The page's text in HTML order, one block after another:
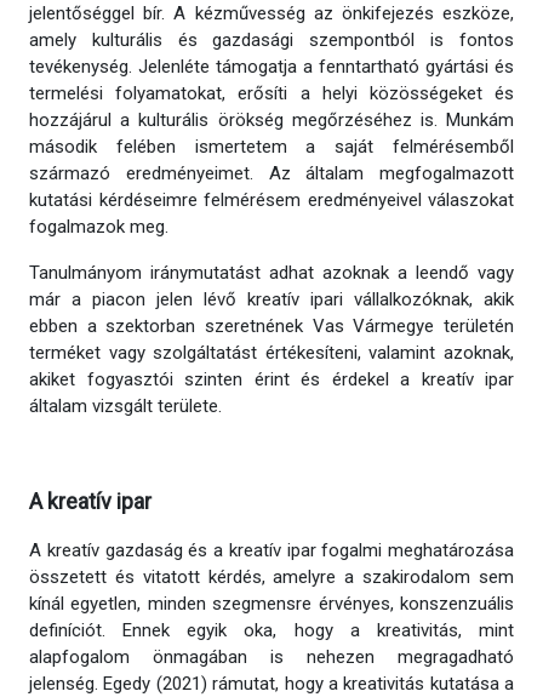
jelentőséggel bír. A kézművesség az önkifejezés eszköze,
amely kulturális és gazdasági szempontból is fontos
tevékenység. Jelenléte támogatja a fenntartható gyártási és
termelési folyamatokat, erősíti a helyi közösségeket és
hozzájárul a kulturális örökség megőrzéséhez is. Munkám
második felében ismertetem a saját felmérésemből
származó eredményeimet. Az általam megfogalmazott
kutatási kérdéseimre felmérésem eredményeivel válaszokat
fogalmazok meg.
Tanulmányom iránymutatást adhat azoknak a leendő vagy
már a piacon jelen lévő kreatív ipari vállalkozóknak, akik
ebben a szektorban szeretnének Vas Vármegye területén
terméket vagy szolgáltatást értékesíteni, valamint azoknak,
akiket fogyasztói szinten érint és érdekel a kreatív ipar
általam vizsgált területe.
A kreatív ipar
A kreatív gazdaság és a kreatív ipar fogalmi meghatározása
összetett és vitatott kérdés, amelyre a szakirodalom sem
kínál egyetlen, minden szegmensre érvényes, konszenzuális
definíciót. Ennek egyik oka, hogy a kreativitás, mint
alapfogalom önmagában is nehezen megragadható
jelenség. Egedy (2021) rámutat, hogy a kreativitás kutatása a